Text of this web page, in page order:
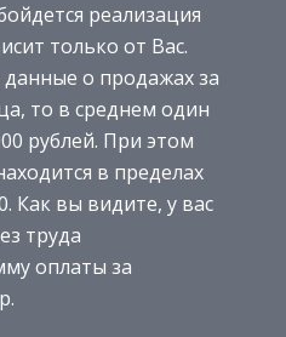
реализация
только от Вас.
данные о продажах за
то в среднем один
рублей. При этом
в пределах
Как вы видите, у вас
труда
оплаты за